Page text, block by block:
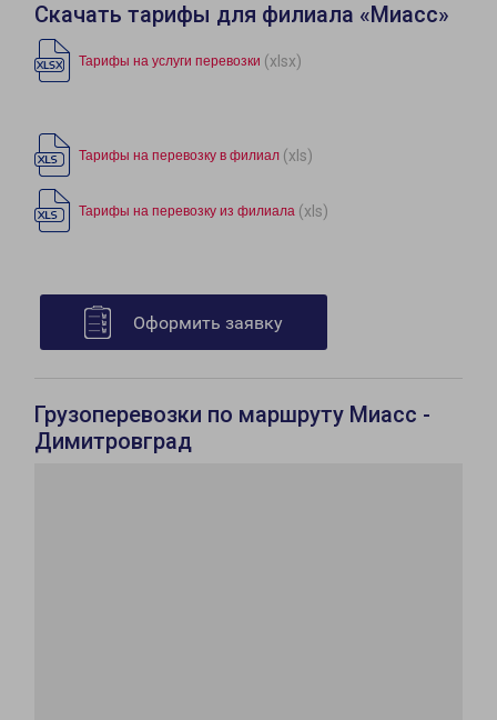
Скачать тарифы для филиала «Миасс»
Тарифы на услуги перевозки (xlsx)
Тарифы на перевозку в филиал (xls)
Тарифы на перевозку из филиала (xls)
Оформить заявку
Грузоперевозки по маршруту Миасс -
Димитровград